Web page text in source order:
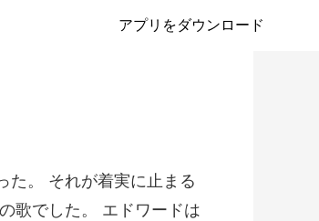
アプリをダウンロード
止まる
歌でした。